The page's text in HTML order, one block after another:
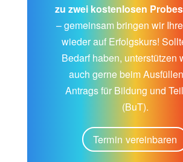
zu zwei kostenlosen
– gemeinsam bringen wir
wieder auf Erfolgskurs!
Bedarf haben, unterstützen
auch gerne beim
Antrags für Bildung und
(BuT).
Termin vereinbaren